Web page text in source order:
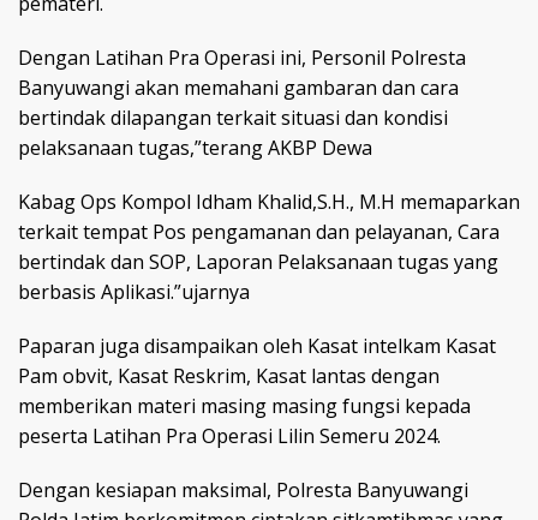
Dengan Latihan Pra Operasi ini, Personil Polresta
Banyuwangi akan memahani gambaran dan cara
bertindak dilapangan terkait situasi dan kondisi
pelaksanaan tugas,”terang AKBP Dewa
Kabag Ops Kompol Idham Khalid,S.H., M.H memaparkan
terkait tempat Pos pengamanan dan pelayanan, Cara
bertindak dan SOP, Laporan Pelaksanaan tugas yang
berbasis Aplikasi.”ujarnya
Paparan juga disampaikan oleh Kasat intelkam Kasat
Pam obvit, Kasat Reskrim, Kasat lantas dengan
memberikan materi masing masing fungsi kepada
peserta Latihan Pra Operasi Lilin Semeru 2024.
Dengan kesiapan maksimal, Polresta Banyuwangi